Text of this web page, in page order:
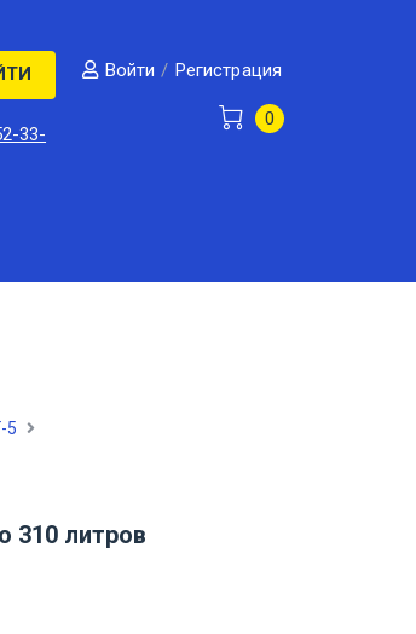
33-
Войти / Регистрация
0
5
310 литров